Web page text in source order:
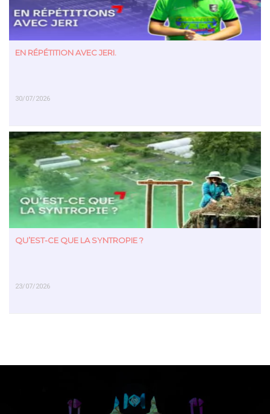
EN RÉPÉTITION AVEC JERI.
30/07/2026
EN SAVOIR PLUS
QU’EST-CE QUE LA SYNTROPIE ?
23/07/2026